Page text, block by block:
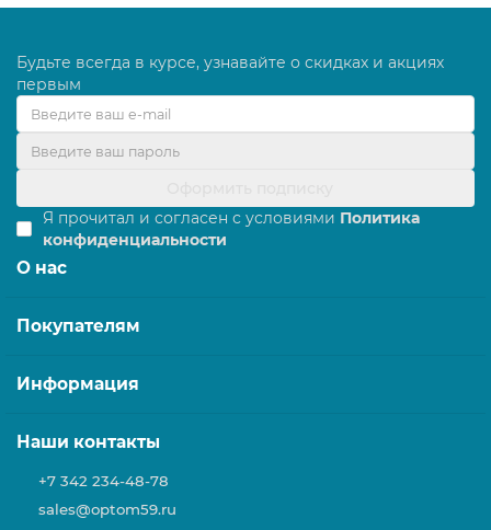
По всем вопросам оставляйте заявку, мы свяжемся с
вами, поможем сделать правильный выбор.
Будьте всегда в курсе, узнавайте о скидках и акциях
первым
Я прочитал и согласен с условиями Политика
конфиденциальности
О нас
Покупателям
Информация
Наши контакты
+7 342 234-48-78